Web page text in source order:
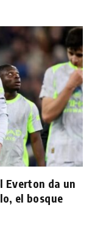
Everton da un
el bosque